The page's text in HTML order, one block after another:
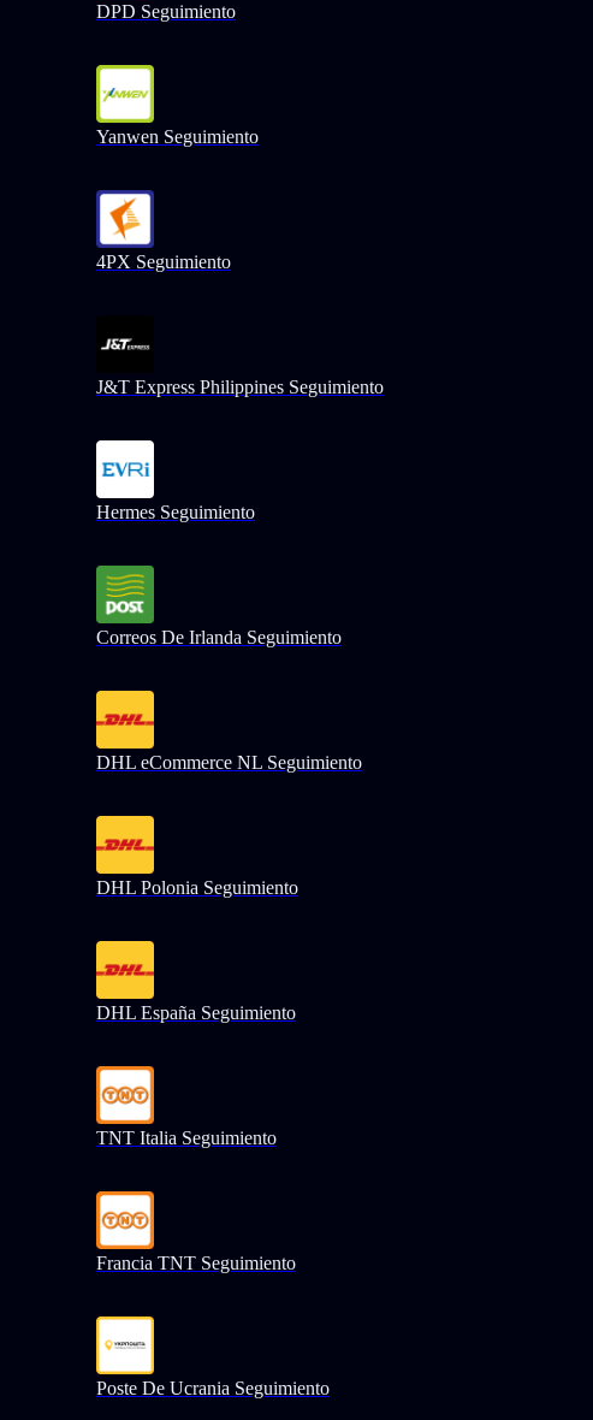
DPD Seguimiento
Yanwen Seguimiento
4PX Seguimiento
J&T Express Philippines Seguimiento
Hermes Seguimiento
Correos De Irlanda Seguimiento
DHL eCommerce NL Seguimiento
DHL Polonia Seguimiento
DHL España Seguimiento
TNT Italia Seguimiento
Francia TNT Seguimiento
Poste De Ucrania Seguimiento